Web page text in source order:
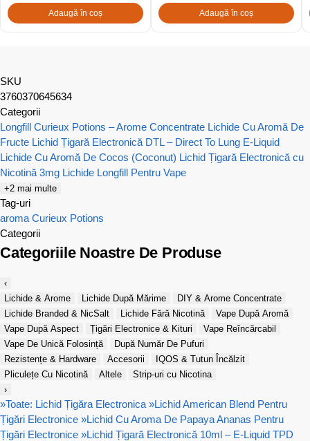
Adaugă în coș Adaugă în coș
SKU
3760370645634
Categorii
Longfill Curieux Potions – Arome Concentrate Lichide Cu Aromă De
Fructe Lichid Țigară Electronică DTL – Direct To Lung E-Liquid
Lichide Cu Aromă De Cocos (Coconut) Lichid Țigară Electronică cu
Nicotină 3mg Lichide Longfill Pentru Vape
+2 mai multe
Tag-uri
aroma Curieux Potions
Categorii
Categoriile Noastre De Produse
‹
Lichide & Arome
Lichide După Mărime
DIY & Arome Concentrate
Lichide Branded & NicSalt
Lichide Fără Nicotină
Vape După Aromă
Vape După Aspect
Țigări Electronice & Kituri
Vape Reîncărcabil
Vape De Unică Folosință
După Număr De Pufuri
Rezistențe & Hardware
Accesorii
IQOS & Tutun Încălzit
Pliculețe Cu Nicotină
Altele
Strip-uri cu Nicotina
›
»Toate: Lichid Țigăra Electronica »Lichid American Blend Pentru
Țigări Electronice »Lichid Cu Aroma De Papaya Ananas Pentru
Țigări Electronice »Lichid Țigară Electronică 10ml – E-Liquid TPD